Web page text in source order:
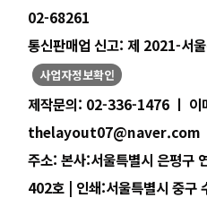
02-68261
통신판매업 신고: 제 2021-서
사업자정보확인
제작문의: 02-336-1476 ㅣ 이
thelayout07@naver.com
주소: 본사:서울특별시 은평구
402호 | 인쇄:서울특별시 중구